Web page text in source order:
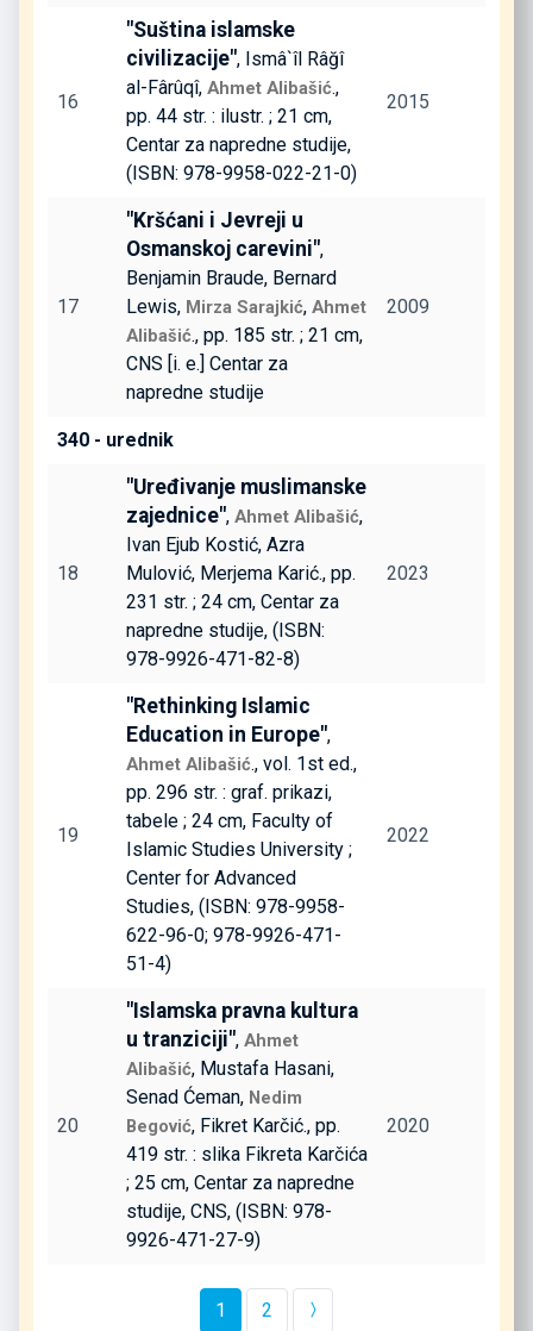
16
"Suština islamske
civilizacije", Ismâ`îl Râğî
al-Fârûqî, Ahmet Alibašić.,
pp. 44 str. : ilustr. ; 21 cm,
Centar za napredne studije,
(ISBN: 978-9958-022-21-0)
2015
17
"Kršćani i Jevreji u
Osmanskoj carevini",
Benjamin Braude, Bernard
Lewis, Mirza Sarajkić, Ahmet
Alibašić., pp. 185 str. ; 21 cm,
CNS [i. e.] Centar za
napredne studije
2009
340 - urednik
18
"Uređivanje muslimanske
zajednice", Ahmet Alibašić,
Ivan Ejub Kostić, Azra
Mulović, Merjema Karić., pp.
231 str. ; 24 cm, Centar za
napredne studije, (ISBN:
978-9926-471-82-8)
2023
19
"Rethinking Islamic
Education in Europe",
Ahmet Alibašić., vol. 1st ed.,
pp. 296 str. : graf. prikazi,
tabele ; 24 cm, Faculty of
Islamic Studies University ;
Center for Advanced
Studies, (ISBN: 978-9958-
622-96-0; 978-9926-471-
51-4)
2022
20
"Islamska pravna kultura
u tranziciji", Ahmet
Alibašić, Mustafa Hasani,
Senad Ćeman, Nedim
Begović, Fikret Karčić., pp.
419 str. : slika Fikreta Karčića
; 25 cm, Centar za napredne
studije, CNS, (ISBN: 978-
9926-471-27-9)
2020
1 2